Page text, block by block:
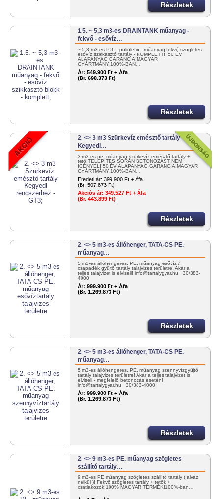
Részletek
1.5. ~ 5,3 m3-es DRAINTANK műanyag -
fekvő - esővíz…
~ 5,3 m3-es PO. - poliolefin - műanyag fekvő szögletes
esővíz szikkasztó tartály - KOMPLETT! 50 ÉV
ALAPANYAG GARANCIA!MAGYAR
GYÁRTMÁNY!100%-BAN…
Ár: 549.900 Ft + Áfa
(Br. 698.373 Ft)
Részletek
2. <> 3 m3 Szürkevíz emésztő tartály
Kegyedi…
3 m3-es pe. műanyag szürkevíz emésztő tartály +
tető!TELEPÍTÉS SORÁN BETONOZÁST NEM
IGÉNYEL!!50 ÉV ALAPANYAG GARANCIA!MAGYAR
GYÁRTMÁNY!100%-BAN…
Eredeti ár: 399.900 Ft + Áfa
(Br. 507.873 Ft)
Akciós ár: 349.527 Ft + Áfa
(Br. 443.899 Ft)
Részletek
2. <> 5 m3-es állóhenger, TATA-CS PE.
műanyag…
5 m3-es állóhengeres, PE. műanyag esővíz /
csapadék gyűjtő tartály talajvizes területre! Akár a
teljes talajvizet is elviseli! info@tartalygyar.hu 30/383-
4000
Ár: 999.900 Ft + Áfa
(Br. 1.269.873 Ft)
Részletek
2. <> 5 m3-es állóhenger, TATA-CS PE.
műanyag…
5 m3-es állóhengeres, PE. műanyag szennyvízgyűjtő
tartály talajvizes területre! Akár a teljes talajvizet is
elviseli - megfelelő betonozás esetén!
info@tartalygyar.hu 30/383-4000
Ár: 999.900 Ft + Áfa
(Br. 1.269.873 Ft)
Részletek
2. <> 9 m3-es PE. műanyag szögletes
szállító tartály…
9 m3-es PE műanyag szögletes szállító tartály ( alváz
nélkül )! Fekvő szögletes tartály + tetők +
csatlakozók!100% MAGYAR TERMÉK!100%-ban…